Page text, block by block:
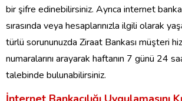
bir şifre edinebilirsiniz. Ayrıca internet
sırasında veya hesaplarınızla ilgili olarak
türlü sorununuzda Ziraat Bankası müşteri
numaralarını arayarak haftanın 7 günü 24
talebinde bulunabilirsiniz.